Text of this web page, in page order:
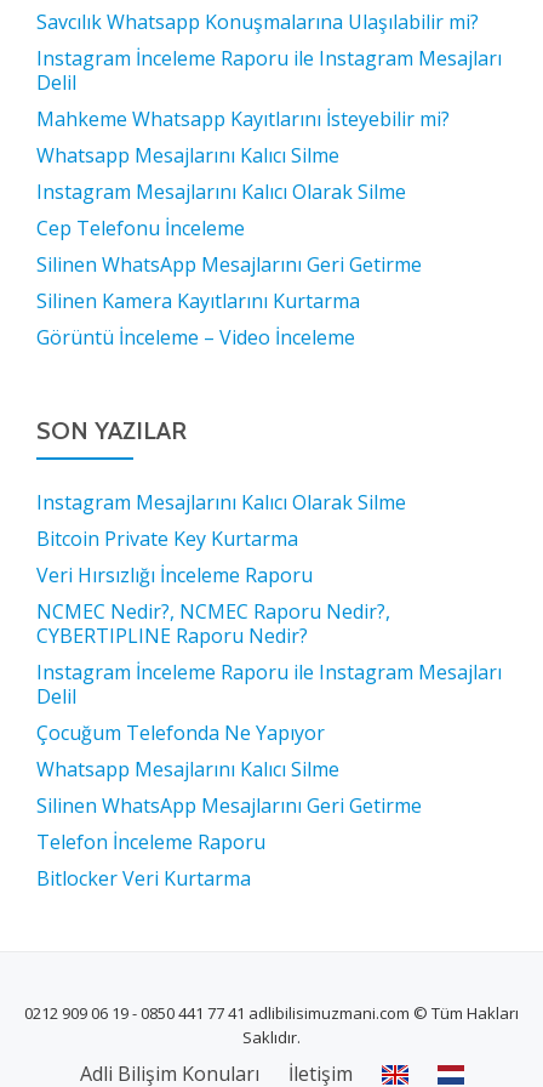
Savcılık Whatsapp Konuşmalarına Ulaşılabilir mi?
Instagram İnceleme Raporu ile Instagram Mesajları
Delil
Mahkeme Whatsapp Kayıtlarını İsteyebilir mi?
Whatsapp Mesajlarını Kalıcı Silme
Instagram Mesajlarını Kalıcı Olarak Silme
Cep Telefonu İnceleme
Silinen WhatsApp Mesajlarını Geri Getirme
Silinen Kamera Kayıtlarını Kurtarma
Görüntü İnceleme – Video İnceleme
SON YAZILAR
Instagram Mesajlarını Kalıcı Olarak Silme
Bitcoin Private Key Kurtarma
Veri Hırsızlığı İnceleme Raporu
NCMEC Nedir?, NCMEC Raporu Nedir?,
CYBERTIPLINE Raporu Nedir?
Instagram İnceleme Raporu ile Instagram Mesajları
Delil
Çocuğum Telefonda Ne Yapıyor
Whatsapp Mesajlarını Kalıcı Silme
Silinen WhatsApp Mesajlarını Geri Getirme
Telefon İnceleme Raporu
Bitlocker Veri Kurtarma
0212 909 06 19 - 0850 441 77 41 adlibilisimuzmani.com © Tüm Hakları
Saklıdır.
İKINCILAdli Bilişim Konuları İletişim